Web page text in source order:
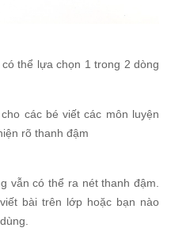
thể lựa chọn 1 trong 2 dòng
các bé viết các môn luyện
rõ thanh đậm
có thể ra nét thanh đậm.
bài trên lớp hoặc bạn nào